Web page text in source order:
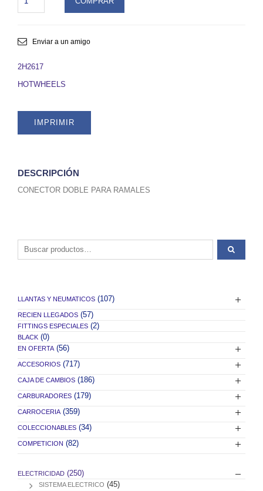
DOBLE
SKU
quantity
Enviar a un amigo
2H2617
HOTWHEELS
IMPRIMIR
DESCRIPCIÓN
CONECTOR DOBLE PARA RAMALES
Buscar por:
LLANTAS Y NEUMATICOS (107)
RECIEN LLEGADOS (57)
FITTINGS ESPECIALES (2)
BLACK (0)
EN OFERTA (56)
ACCESORIOS (717)
CAJA DE CAMBIOS (186)
CARBURADORES (179)
CARROCERIA (359)
COLECCIONABLES (34)
COMPETICION (82)
ELECTRICIDAD (250)
SISTEMA ELECTRICO (45)